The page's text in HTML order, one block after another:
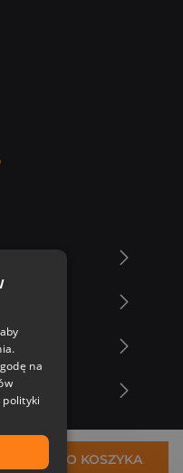
DO KOSZYKA
na